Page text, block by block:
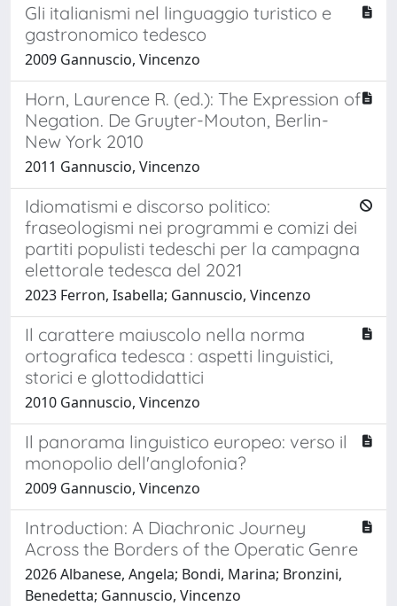
Gli italianismi nel linguaggio turistico e
gastronomico tedesco
2009 Gannuscio, Vincenzo
Horn, Laurence R. (ed.): The Expression of
Negation. De Gruyter-Mouton, Berlin-
New York 2010
2011 Gannuscio, Vincenzo
Idiomatismi e discorso politico:
fraseologismi nei programmi e comizi dei
partiti populisti tedeschi per la campagna
elettorale tedesca del 2021
2023 Ferron, Isabella; Gannuscio, Vincenzo
Il carattere maiuscolo nella norma
ortografica tedesca : aspetti linguistici,
storici e glottodidattici
2010 Gannuscio, Vincenzo
Il panorama linguistico europeo: verso il
monopolio dell'anglofonia?
2009 Gannuscio, Vincenzo
Introduction: A Diachronic Journey
Across the Borders of the Operatic Genre
2026 Albanese, Angela; Bondi, Marina; Bronzini,
Benedetta; Gannuscio, Vincenzo